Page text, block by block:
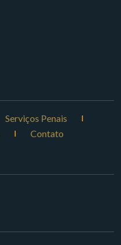
Serviços Penais
Contato